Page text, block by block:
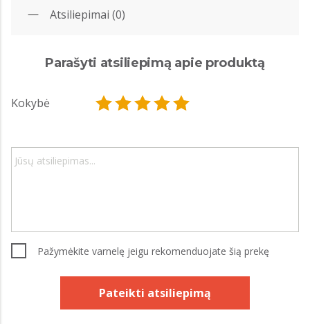
Atsiliepimai (0)
Parašyti atsiliepimą apie produktą
Kokybė
Pažymėkite varnelę jeigu rekomenduojate šią prekę
Pateikti atsiliepimą